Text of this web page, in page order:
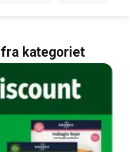
kategoriet